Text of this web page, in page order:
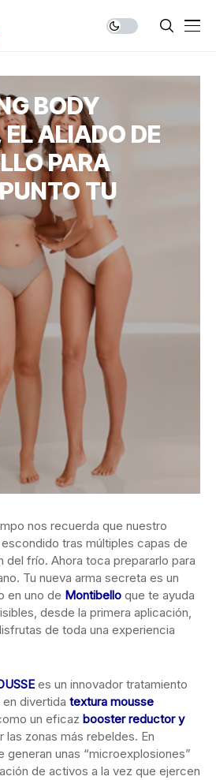
BODY
ALIADO DE
PARA
TU
nos recuerda que nuestro
tras múltiples capas de
del frío. Ahora toca prepararlo para
Tu nueva arma secreta es un
en uno de Montibello que te ayuda
desde la primera aplicación,
de toda una experiencia
es un innovador tratamiento
divertida textura mousse
un eficaz booster reductor y
las zonas más rebeldes. En
unas “microexplosiones”
de activos a la vez que ejercen